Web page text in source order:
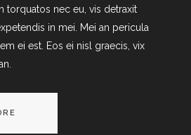
torquatos nec eu, vis detraxit
in mei. Mei an pericula
ei est. Eos ei nisl graecis, vix